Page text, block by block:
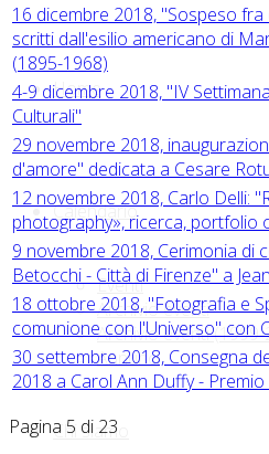
Home
Calendario
Eventi
Archivio eventi
Archivio eventi
Annunci
Chi siamo
16 dicembre 2018, "Sospeso
scritti dall'esilio americano di
(1895-1968)
4-9 dicembre 2018, "IV
Culturali"
29 novembre 2018,
d'amore" dedicata a Cesare
12 novembre 2018, Carlo Delli:
photography», ricerca, portfolio
9 novembre 2018, Cerimonia di
Betocchi - Città di Firenze" a
18 ottobre 2018, "Fotografia e
comunione con l'Universo" con
30 settembre 2018, Consegna
2018 a Carol Ann Duffy -
Pagina 5 di 23